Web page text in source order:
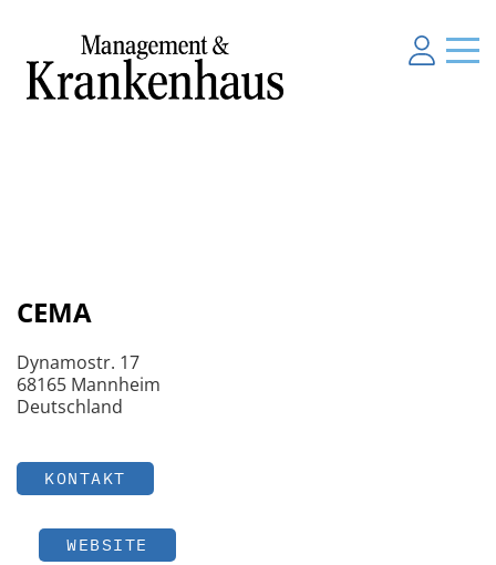
CEMA
Dynamostr. 17
68165 Mannheim
Deutschland
KONTAKT
WEBSITE